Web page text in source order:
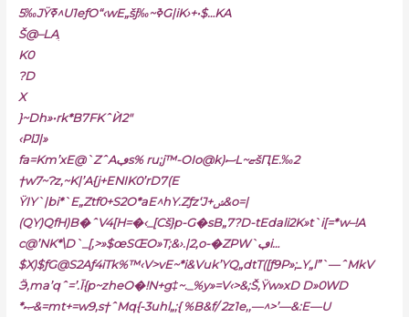
5‰JŸߧ^U1eƒO“‹wE„šj‰~ߢG|iK›+•$…KA
Š@–LAֲ
K0
?D
X
}~Dh»•rk*B7FKˆЍ2″
‹PlJ|»
fa=Km’xE@`ZˆAڢs% ru;j™-OIo@k)ސL~ޏšԤE.‰2
†w7~Ɂz,~K|’A{j+ENIK0’rD7(E
ŸIY`|bi*`E„Ztf0+S2O*aE^hY.Zƒz‘J+ݾ&o=|
(QY)QfH)B�ˆV4[H=�‹_[Cš}p-G�sB„7?D-tEdali2K»t`i[=*w–!A
c@’NK*\D`_[‚>»$œSŒO»T;&›.|2,o-�ZPW`ڢi…
$X)$ƒG@S2Aƒ4iTk%™‹V>vE~*i&Vuk’YQ„dtT([ƒ9P»;ߺY„l”`—ˆMkV
Ӭ‚ma’qˆ=’.Ī{p~zheO�!N+g‡~._%y»=V‹>&;Š,Ÿw»xD D»0WD
*ޞ&=mt+=w9‚s†ˆMq{-3uhl„;{ %B&f/ 2z1e‚‚—^>’—&:E—U